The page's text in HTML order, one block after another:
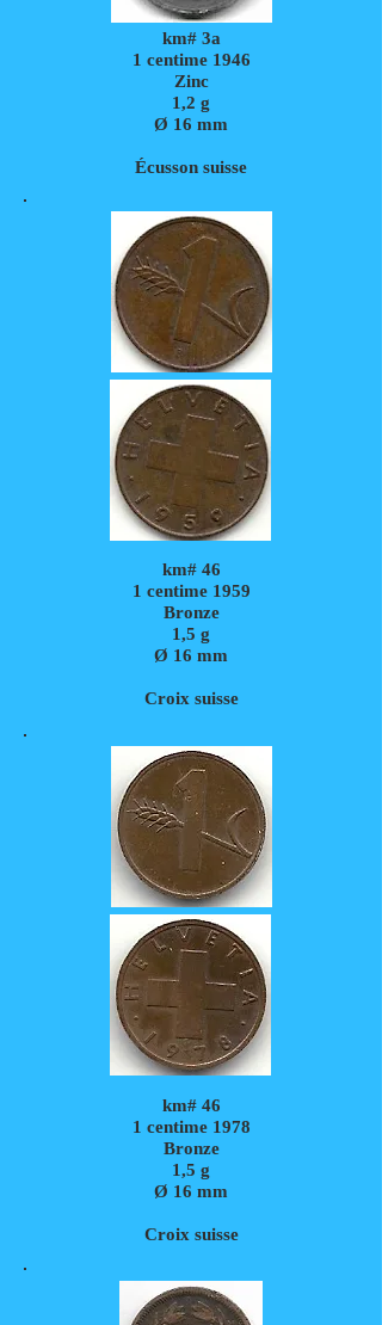
km# 3a
1 centime 1946
Zinc
1,2 g
Ø 16 mm
Écusson suisse
km# 46
1 centime 1959
Bronze
1,5 g
Ø 16 mm
Croix suisse
km# 46
1 centime 1978
Bronze
1,5 g
Ø 16 mm
Croix suisse